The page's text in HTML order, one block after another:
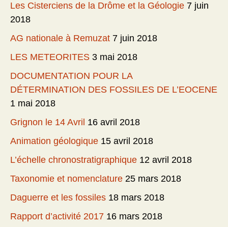
Les Cisterciens de la Drôme et la Géologie 7 juin
2018
AG nationale à Remuzat 7 juin 2018
LES METEORITES 3 mai 2018
DOCUMENTATION POUR LA
DÉTERMINATION DES FOSSILES DE L’EOCENE
1 mai 2018
Grignon le 14 Avril 16 avril 2018
Animation géologique 15 avril 2018
L’échelle chronostratigraphique 12 avril 2018
Taxonomie et nomenclature 25 mars 2018
Daguerre et les fossiles 18 mars 2018
Rapport d’activité 2017 16 mars 2018